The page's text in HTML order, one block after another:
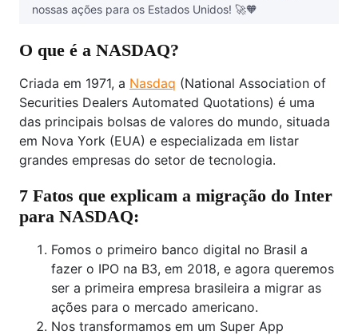
nossas ações para os Estados Unidos! 🚀🧡
O que é a NASDAQ?
Criada em 1971, a Nasdaq (National Association of
Securities Dealers Automated Quotations) é uma
das principais bolsas de valores do mundo, situada
em Nova York (EUA) e especializada em listar
grandes empresas do setor de tecnologia.
7 Fatos que explicam a migração do Inter
para NASDAQ:
Fomos o primeiro banco digital no Brasil a
fazer o IPO na B3, em 2018, e agora queremos
ser a primeira empresa brasileira a migrar as
ações para o mercado americano.
Nos transformamos em um Super App